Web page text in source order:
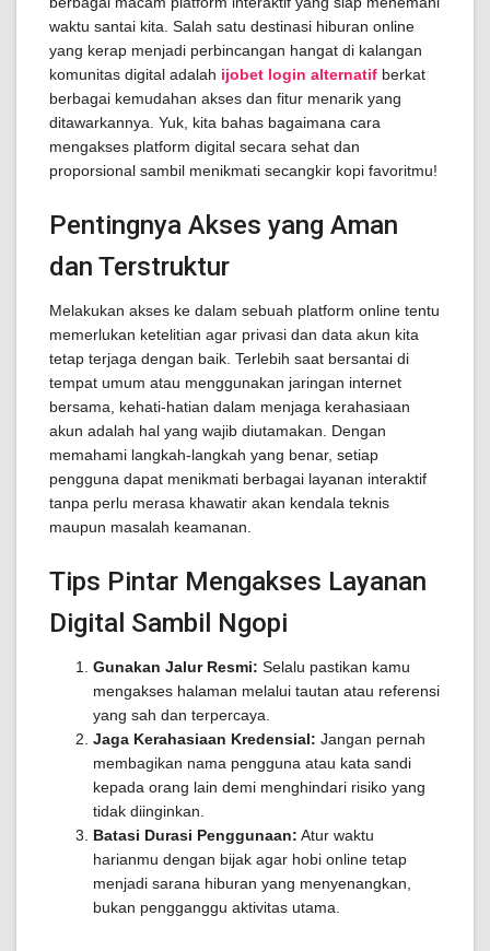
waktu santai kita. Salah satu destinasi hiburan online
yang kerap menjadi perbincangan hangat di kalangan
komunitas digital adalah ijobet login alternatif berkat
berbagai kemudahan akses dan fitur menarik yang
ditawarkannya. Yuk, kita bahas bagaimana cara
mengakses platform digital secara sehat dan
proporsional sambil menikmati secangkir kopi favoritmu!
Pentingnya Akses yang Aman
dan Terstruktur
Melakukan akses ke dalam sebuah platform online tentu
memerlukan ketelitian agar privasi dan data akun kita
tetap terjaga dengan baik. Terlebih saat bersantai di
tempat umum atau menggunakan jaringan internet
bersama, kehati-hatian dalam menjaga kerahasiaan
akun adalah hal yang wajib diutamakan. Dengan
memahami langkah-langkah yang benar, setiap
pengguna dapat menikmati berbagai layanan interaktif
tanpa perlu merasa khawatir akan kendala teknis
maupun masalah keamanan.
Tips Pintar Mengakses Layanan
Digital Sambil Ngopi
Gunakan Jalur Resmi: Selalu pastikan kamu
mengakses halaman melalui tautan atau referensi
yang sah dan terpercaya.
Jaga Kerahasiaan Kredensial: Jangan pernah
membagikan nama pengguna atau kata sandi
kepada orang lain demi menghindari risiko yang
tidak diinginkan.
Batasi Durasi Penggunaan: Atur waktu
harianmu dengan bijak agar hobi online tetap
menjadi sarana hiburan yang menyenangkan,
bukan pengganggu aktivitas utama.